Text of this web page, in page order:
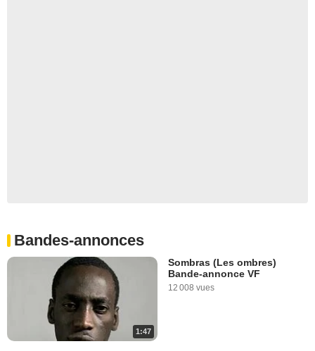
Bandes-annonces
1:47
Sombras (Les ombres)
Bande-annonce VF
12 008 vues